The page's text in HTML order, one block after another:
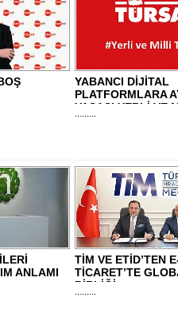
YABANCI DİJİTAL
PLATFORMLARA
YASASI YERLİ VE
.........
ANLAMI
TİM VE ETİD’TEN
TİCARET’TE
BİRLİĞİ
.........